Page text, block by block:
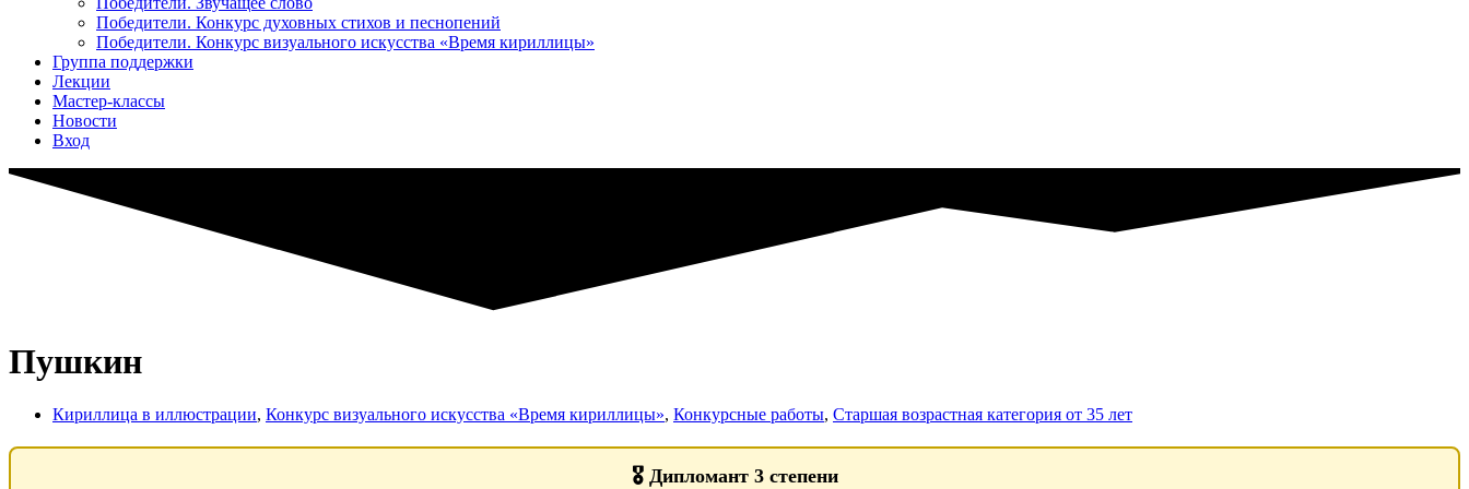
Победители. Конкурс духовных стихов и песнопений
Победители. Конкурс визуального искусства «Время кириллицы»
Группа поддержки
Лекции
Мастер-классы
Новости
Вход
Пушкин
Кириллица в иллюстрации, Конкурс визуального искусства «Время кириллицы», Конкурсные работы, Старшая возрастная категория от 35 лет
🎖️ Дипломант 3 степени